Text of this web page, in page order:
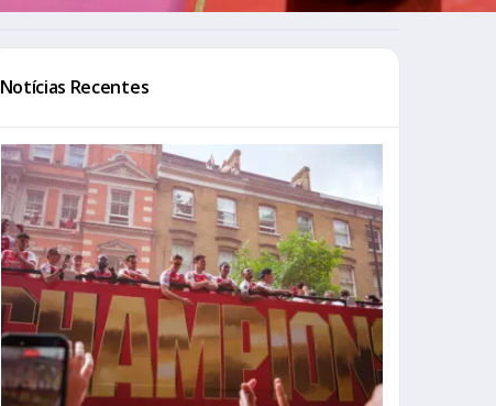
Notícias Recentes